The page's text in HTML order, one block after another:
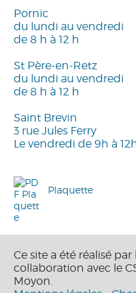
Pornic
du lundi au vendredi
de 8 h à 12 h
St Père-en-Retz
du lundi au vendredi
de 8 h à 12 h
Saint Brevin
3 rue Jules Ferry
Le vendredi de 9h à
Plaquette
Ce site a été réalisé
collaboration avec le
Moyon.